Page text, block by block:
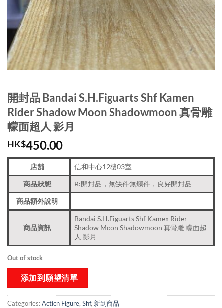
開封品 Bandai S.H.Figuarts Shf Kamen
Rider Shadow Moon Shadowmoon 真骨雕
幪面超人 影月
HK$450.00
店舖 信和中心12樓03室
商品狀態 B:開封品，無缺件無爛件，良好開封品
商品額外說明
商品資訊
Bandai S.H.Figuarts Shf Kamen Rider
Shadow Moon Shadowmoon 真骨雕 幪面超
人 影月
Out of stock
添加到願望清單
Categories:Action Figure, Shf, 新到商品​